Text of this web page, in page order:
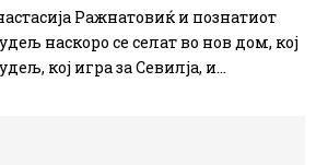
Ражнатовиќ и познатиот
наскоро се селат во нов дом, кој
кој игра за Севилја, и...